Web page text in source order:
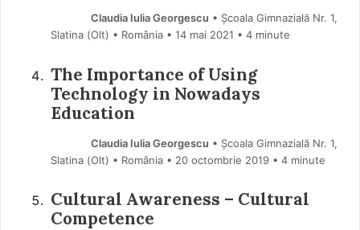
Claudia Iulia Georgescu • Școala Gimnazială Nr. 1,
Slatina (Olt) • România
14 mai 2021 • 4 minute
The Importance of Using
Technology in Nowadays
Education
Claudia Iulia Georgescu • Școala Gimnazială Nr. 1,
Slatina (Olt) • România
20 octombrie 2019 • 4 minute
Cultural Awareness – Cultural
Competence